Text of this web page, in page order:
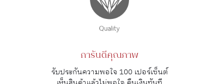
การันตีคุณภาพ
รับประกันความพอใจ 100 เปอร์เซ็นต์